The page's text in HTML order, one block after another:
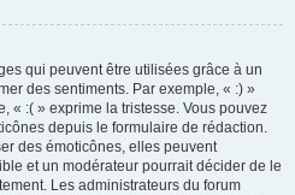
qui peuvent être utilisées grâce à un
des sentiments. Par exemple, « :) »
« :( » exprime la tristesse. Vous pouvez
depuis le formulaire de rédaction.
des émoticônes, elles peuvent
et un modérateur pourrait décider de le
Les administrateurs du forum